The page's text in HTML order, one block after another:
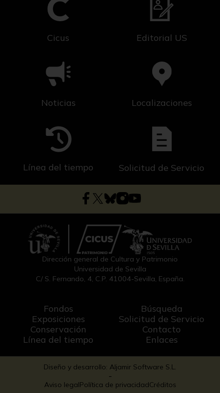
Cicus Editorial US
Noticias Localizaciones
Línea del tiempo Solicitud de Servicio
Dirección general de Cultura y Patrimonio
Universidad de Sevilla
C/ S. Fernando, 4, C.P. 41004-Sevilla, España.
Fondos
Exposiciones
Conservación
Línea del tiempo
Búsqueda
Solicitud de Servicio
Contacto
Enlaces
Diseño y desarrollo: Aljamir Software S.L.
-
Aviso legalPolítica de privacidadCréditos